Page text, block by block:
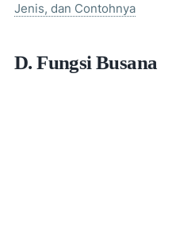
Jenis, dan Contohnya
D. Fungsi Busana